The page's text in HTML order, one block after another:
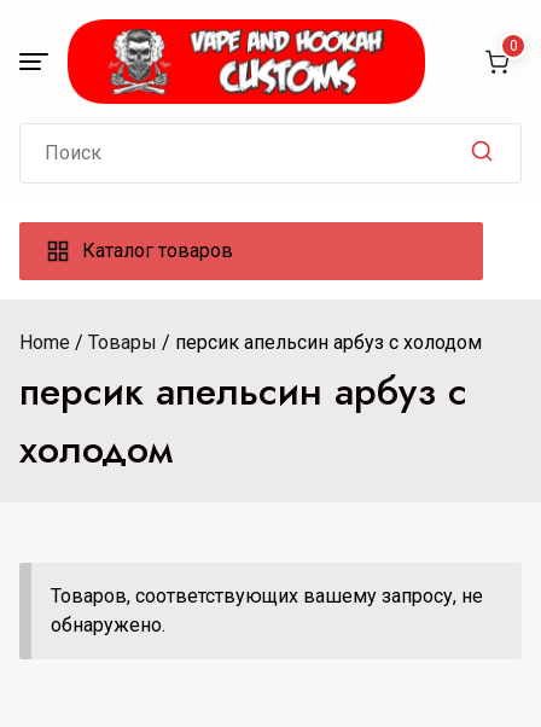
content
0
for:
Каталог товаров
Home Товары персик апельсин арбуз с холодом
персик апельсин арбуз с
холодом
Товаров, соответствующих вашему запросу, не
обнаружено.